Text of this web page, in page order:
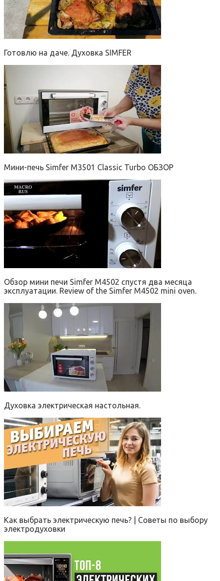
Готовлю на даче. Духовка SIMFER
Мини-печь Simfer M3501 Classic Turbo ОБЗОР
Обзор мини печи Simfer M4502 спустя два месяца
эксплуатации. Review of the Simfer M4502 mini oven.
Духовка электрическая настольная.
Как выбрать электрическую печь? | Советы по выбору
электродуховки